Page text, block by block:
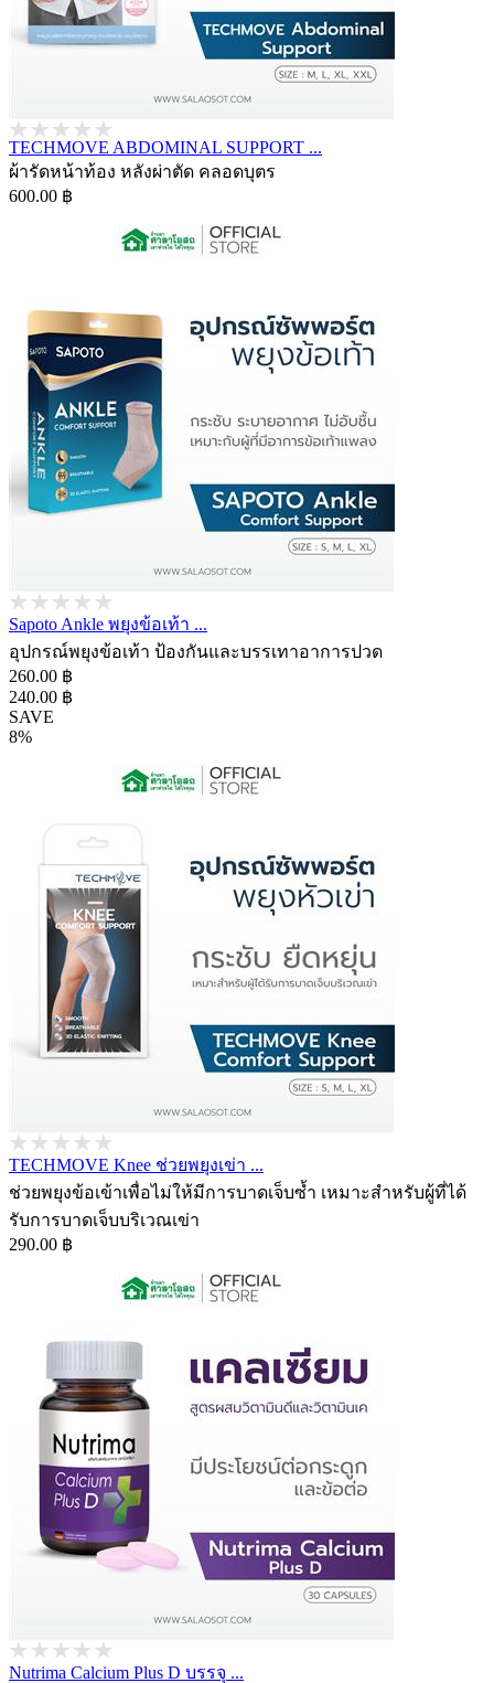
TECHMOVE ABDOMINAL SUPPORT ...
ผ้ารัดหน้าท้อง หลังผ่าตัด คลอดบุตร
600.00 ฿
Sapoto Ankle พยุงข้อเท้า ...
อุปกรณ์พยุงข้อเท้า ป้องกันและบรรเทาอาการปวด
260.00 ฿
240.00 ฿
SAVE
8%
TECHMOVE Knee ช่วยพยุงเข่า ...
ช่วยพยุงข้อเข้าเพื่อไม่ให้มีการบาดเจ็บซ้ำ เหมาะสำหรับผู้ที่ได้
รับการบาดเจ็บบริเวณเข่า
290.00 ฿
Nutrima Calcium Plus D บรรจุ ...